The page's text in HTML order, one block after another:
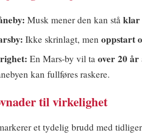
Musk mener den kan stå klar
Ikke skrinlagt, men oppstart
En Mars-by vil ta over 20 år
kan fullføres raskere.
til virkelighet
et tydelig brudd med